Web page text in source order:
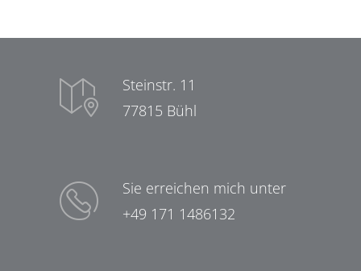
Steinstr. 11
77815 Bühl
Sie erreichen mich unter
+49 171 1486132